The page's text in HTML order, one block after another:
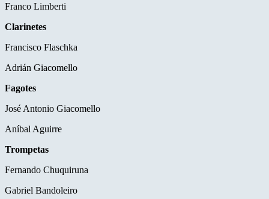
Franco Limberti
Clarinetes
Francisco Flaschka
Adrián Giacomello
Fagotes
José Antonio Giacomello
Aníbal Aguirre
Trompetas
Fernando Chuquiruna
Gabriel Bandoleiro